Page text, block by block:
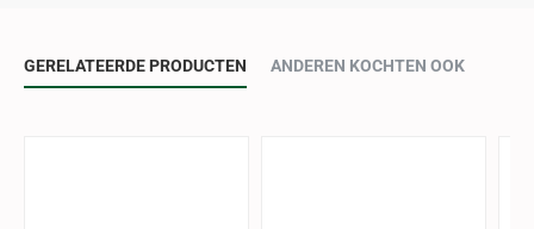
GERELATEERDE PRODUCTEN ANDEREN KOCHTEN OOK